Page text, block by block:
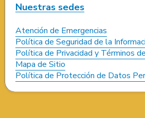
Nuestras sedes
Atención de Emergencias
Política de Seguridad de la
Política de Privacidad y Términos
Mapa de Sitio
Política de Protección de Datos